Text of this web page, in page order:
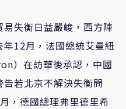
失衡日益嚴峻，西方陣
12月，法國總統艾曼紐
）在訪華後承認，中國
若北京不解決失衡問
，德國總理弗里德里希